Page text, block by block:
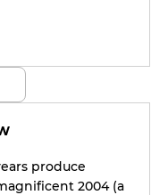
produce
2004 (a